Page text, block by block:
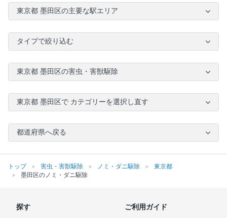
東京都 墨田区の主要な駅エリア
タイプで絞り込む
東京都 墨田区の害虫・害獣駆除
東京都 墨田区で カテゴリーを選択し直す
都道府県へ戻る
トップ 害虫・害獣駆除 ノミ・ダニ駆除
東京都
墨田区のノミ・ダニ駆除
探す ご利用ガイド